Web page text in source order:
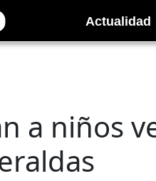
Actualidad
a niños